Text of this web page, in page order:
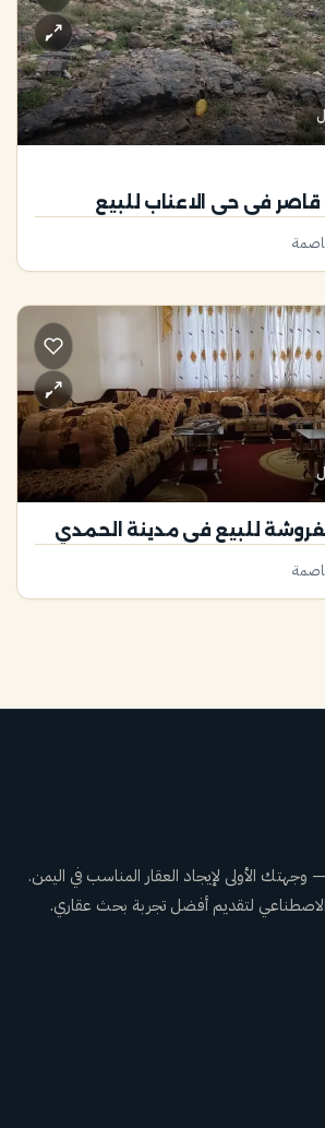
في حي الاعناب للبيع
للبيع في مدينة الحمدي
الأولى لإيجاد العقار المناسب في اليمن.
الاصطناعي لتقديم أفضل تجربة بحث عقاري.